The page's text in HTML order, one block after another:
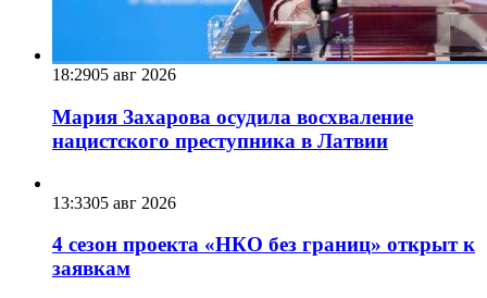
18:2905 авг 2026
Мария Захарова осудила восхваление
нацистского преступника в Латвии
13:3305 авг 2026
4 сезон проекта «НКО без границ» открыт к
заявкам